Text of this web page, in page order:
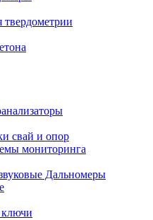
свай и опор
мониторинга
Дальномеры
ключи